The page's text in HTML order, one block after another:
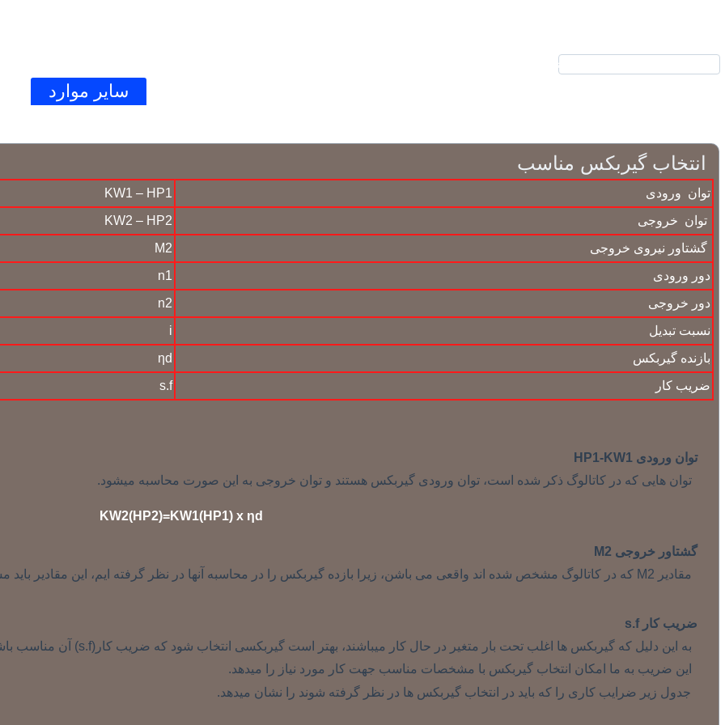
سایر موارد
انتخاب گیربکس مناسب
توان ورودی
KW1 – HP1
توان خروجی
KW2 – HP2
گشتاور نیروی خروجی
M2
دور ورودی
n1
دور خروجی
n2
نسبت تبدیل
i
بازنده گیربکس
ƞd
ضریب کار
s.f
توان ورودی HP1-KW1
توان هایی که در کاتالوگ ذکر شده است، توان ورودی گیربکس هستند و توان خروجی به این صورت محاسبه میشود.
KW2(HP2)=KW1(HP1) x ƞd
گشتاور خروجی M2
مقادیر M2 که در کاتالوگ مشخص شده اند واقعی می باشن، زیرا بازده گیربکس را در محاسبه آنها در نظر گرفته ایم، این مقادیر باید مساوی یا بیشتر از گشتاور نیروی مورد نیاز برای کار ماشین باشد.
ضریب کار s.f
به این دلیل که گیربکس ها اغلب تحت بار متغیر در حال کار میباشند، بهتر است گیربکسی انتخاب شود که ضریب کار(s.f) آن مناسب باشد.
این ضریب به ما امکان انتخاب گیربکس با مشخصات مناسب جهت کار مورد نیاز را میدهد.
جدول زیر ضرایب کاری را که باید در انتخاب گیربکس ها در نظر گرفته شوند را نشان میدهد.